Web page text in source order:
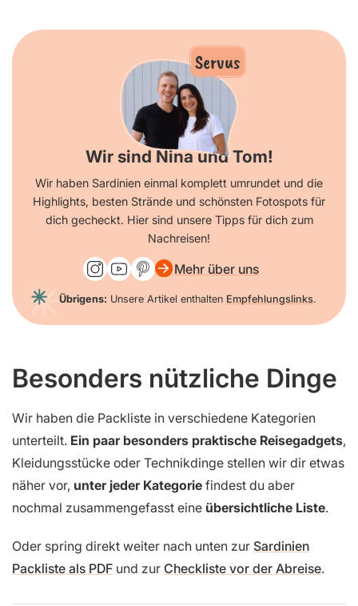
Servus
Wir sind Nina und Tom!
Wir haben Sardinien einmal komplett umrundet und die
Highlights, besten Strände und schönsten Fotospots für
dich gecheckt. Hier sind unsere Tipps für dich zum
Nachreisen!
Mehr über uns
Übrigens: Unsere Artikel enthalten Empfehlungslinks.
Besonders nützliche Dinge
Wir haben die Packliste in verschiedene Kategorien
unterteilt. Ein paar besonders praktische Reisegadgets,
Kleidungsstücke oder Technikdinge stellen wir dir etwas
näher vor, unter jeder Kategorie findest du aber
nochmal zusammengefasst eine übersichtliche Liste.
Oder spring direkt weiter nach unten zur Sardinien
Packliste als PDF und zur Checkliste vor der Abreise.